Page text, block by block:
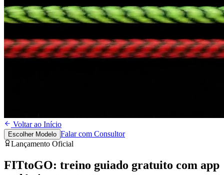
Voltar ao Início
Escolher Modelo Falar com Consultor
Lançamento Oficial
FITtoGO: treino guiado gratuito com app